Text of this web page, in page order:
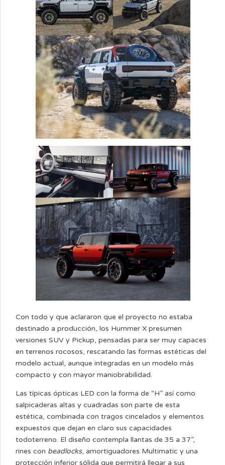
Con todo y que aclararon que el proyecto no estaba
destinado a producción, los Hummer X presumen
versiones SUV y Pickup, pensadas para ser muy capaces
en terrenos rocosos, rescatando las formas estéticas del
modelo actual, aunque integradas en un modelo más
compacto y con mayor maniobrabilidad.
Las típicas ópticas LED con la forma de “H” así como
salpicaderas altas y cuadradas son parte de esta
estética, combinada con tragos cincelados y elementos
expuestos que dejan en claro sus capacidades
todoterreno. El diseño contempla llantas de 35 a 37”,
rines con beadlocks, amortiguadores Multimatic y una
protección inferior sólida que permitirá llegar a sus